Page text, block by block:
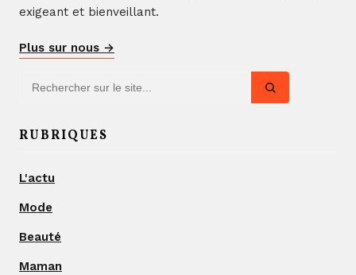
exigeant et bienveillant.
Plus sur nous →
RUBRIQUES
L'actu
Mode
Beauté
Maman